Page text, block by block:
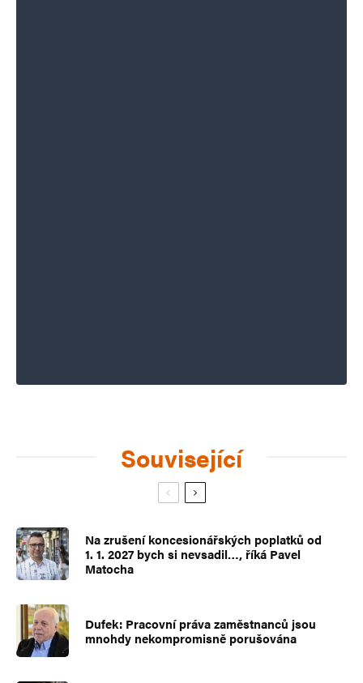
Související
Na zrušení koncesionářských poplatků od
1. 1. 2027 bych si nevsadil…, říká Pavel
Matocha
Dufek: Pracovní práva zaměstnanců jsou
mnohdy nekompromisně porušována